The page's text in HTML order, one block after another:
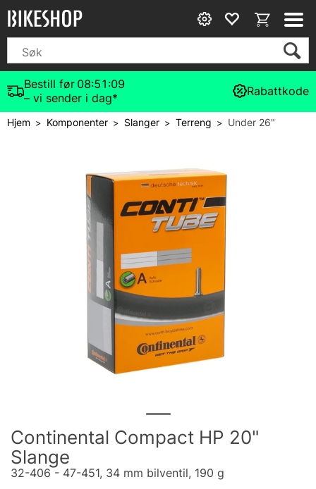
Bestill før 08:51:09
– vi sender i dag*
Rabattkode
Hjem> Komponenter> Slanger>Terreng > Under 26"
Continental Compact HP 20"
Slange
32-406 - 47-451, 34 mm bilventil, 190 g